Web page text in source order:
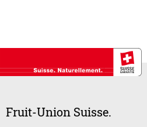
Fruit-Union Suisse.